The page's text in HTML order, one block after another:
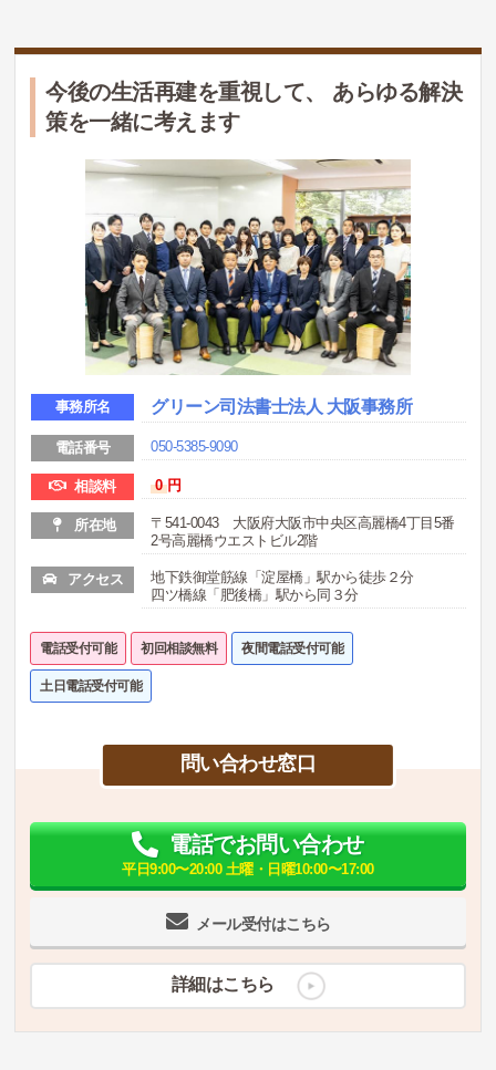
今後の生活再建を重視して、 あらゆる解決
策を一緒に考えます
事務所名 グリーン司法書士法人 大阪事務所
電話番号 050-5385-9090
相談料 0 円
所在地
〒541-0043 大阪府大阪市中央区高麗橋4丁目5番
2号高麗橋ウエストビル2階
アクセス
地下鉄御堂筋線「淀屋橋」駅から徒歩２分
四ツ橋線「肥後橋」駅から同３分
電話受付可能 初回相談無料 夜間電話受付可能
土日電話受付可能
問い合わせ窓口
メール受付はこちら
電話でお問い合わせ
平日9:00〜20:00 土曜・日曜10:00〜17:00
詳細はこちら